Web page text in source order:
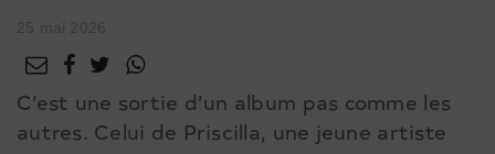
C’est une sortie d’un album pas comme les
autres. Celui de Priscilla, une jeune artiste